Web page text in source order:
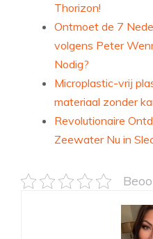
Thorizon!
Ontmoet de 7
volgens Peter
Nodig?
Microplastic-vrij
materiaal zonder
Revolutionaire
Zeewater Nu in